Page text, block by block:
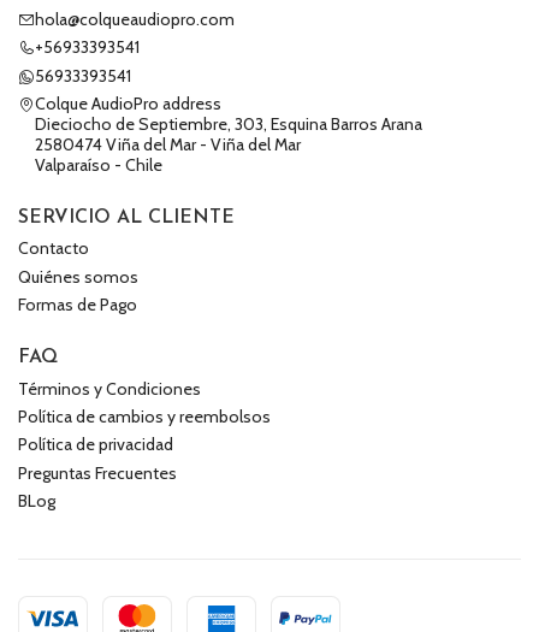
hola@colqueaudiopro.com
+56933393541
56933393541
Colque AudioPro address
Dieciocho de Septiembre, 303, Esquina Barros Arana
2580474 Viña del Mar - Viña del Mar
Valparaíso - Chile
SERVICIO AL CLIENTE
Contacto
Quiénes somos
Formas de Pago
FAQ
Términos y Condiciones
Política de cambios y reembolsos
Política de privacidad
Preguntas Frecuentes
BLog